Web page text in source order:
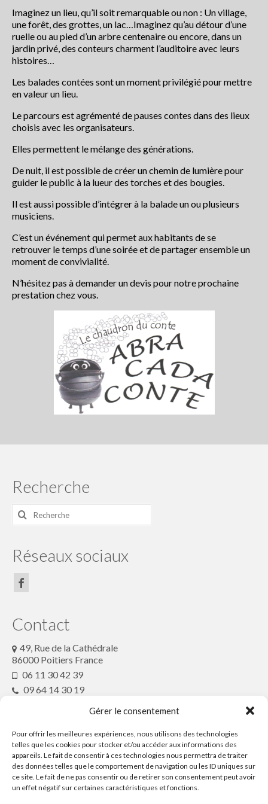
Gérer le consentement
Pour offrir les meilleures expériences, nous utilisons des technologies
telles que les cookies pour stocker et/ou accéder aux informations des
appareils. Le fait de consentir à ces technologies nous permettra de traiter
des données telles que le comportement de navigation ou les ID uniques sur
ce site. Le fait de ne pas consentir ou de retirer son consentement peut avoir
un effet négatif sur certaines caractéristiques et fonctions.
Les balades contées
contactez Abracadaconte
Conte en fête
Progamme
Programme du festival off 2021
La presse parle du Festival
La Nouvelle République du 4 juillet
2018
CENTRE PRESSE 5 juillet 2018
Centre Presse du 5 juillet 2018
Les actualités du collectif
Le collectif Conte en fête
Conteurs et artistes
Le festival conte en fête : Histoire
Programme du festival off 2020
programme2019
programme 2018
article de presse2018
Imaginez un lieu, qu’il soit remarquable ou non : Un village,
une forêt, des grottes, un lac…Imaginez qu’au détour d’une
ruelle ou au pied d’un arbre centenaire ou encore, dans un
jardin privé, des conteurs charment l’auditoire avec leurs
histoires…
Les balades contées sont un moment privilégié pour mettre
en valeur un lieu.
Le parcours est agrémenté de pauses contes dans des lieux
choisis avec les organisateurs.
Elles permettent le mélange des générations.
De nuit, il est possible de créer un chemin de lumière pour
guider le public à la lueur des torches et des bougies.
Il est aussi possible d’intégrer à la balade un ou plusieurs
musiciens.
C’est un événement qui permet aux habitants de se
retrouver le temps d’une soirée et de partager ensemble un
moment de convivialité.
N’hésitez pas à demander un devis pour notre prochaine
prestation chez vous.
Recherche
Rechercher
Réseaux sociaux
Contact
49, Rue de la Cathédrale
86000 Poitiers France
06 11 30 42 39
09 64 14 30 19
Partenaires
Ressources